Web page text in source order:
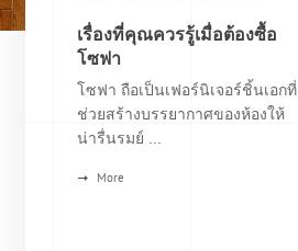
เรื่องที่คุณควรรู้เมื่อต้องซื้อ
โซฟา
โซฟา ถือเป็นเฟอร์นิเจอร์ชิ้นเอกที่
ช่วยสร้างบรรยากาศของห้องให้
น่ารื่นรมย์ ...
More